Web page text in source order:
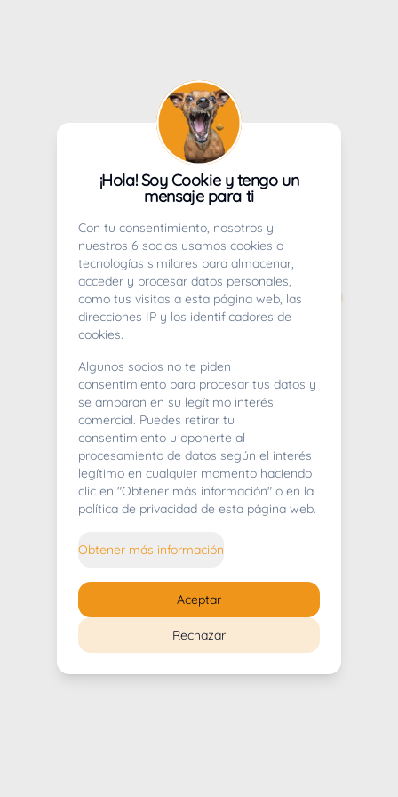
404
Whoops! Lo sentimos mucho.
¡Hola! Soy Cookie y tengo un
mensaje para ti
Con tu consentimiento, nosotros y
nuestros 6 socios usamos cookies o
tecnologías similares para almacenar,
acceder y procesar datos personales,
como tus visitas a esta página web, las
direcciones IP y los identificadores de
cookies.
Algunos socios no te piden
consentimiento para procesar tus datos y
se amparan en su legítimo interés
comercial. Puedes retirar tu
consentimiento u oponerte al
procesamiento de datos según el interés
legítimo en cualquier momento haciendo
clic en "Obtener más información" o en la
política de privacidad de esta página web.
Obtener más información
Rechazar
Aceptar